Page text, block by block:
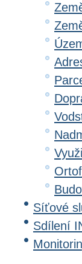
Síťové
Sdílení